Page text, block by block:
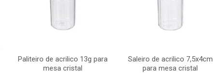
Paliteiro de acrilico 13g para
mesa cristal
Saleiro de acrilico 7,5x4cm
para mesa cristal